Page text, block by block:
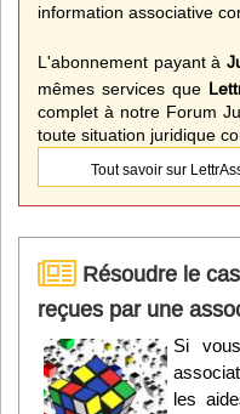
information associative
L'abonnement payant à
mêmes services que
complet à notre Forum
toute situation juridique
Tout savoir sur
Résoudre le
reçues par une
Si
les